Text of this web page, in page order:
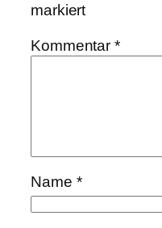
markiert
Kommentar*
Name *